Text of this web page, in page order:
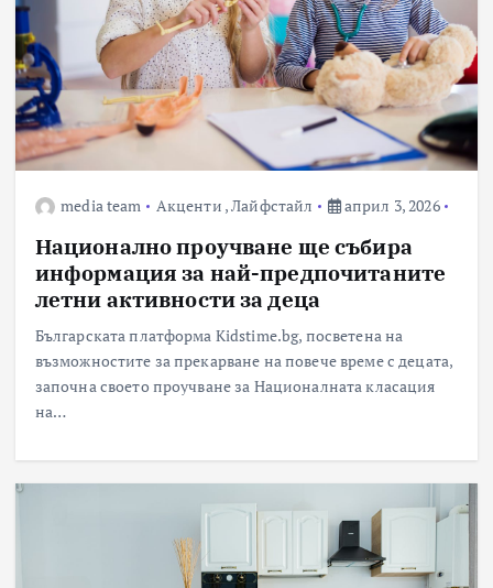
media team Акценти ,Лайфстайл април 3, 2026
Национално проучване ще събира
информация за най-предпочитаните
летни активности за деца
Българската платформа Kidstime.bg, посветена на
възможностите за прекарване на повече време с децата,
започна своето проучване за Националната класация
на…